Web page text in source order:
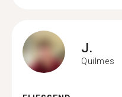
J.
Quilmes